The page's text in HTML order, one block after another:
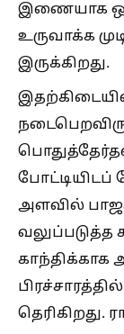
இணையாக
உருவாக்க
இருக்கிறது.
அளவில்
வலுப்படுத்த
காந்திக்காக
தெரிகிறது.